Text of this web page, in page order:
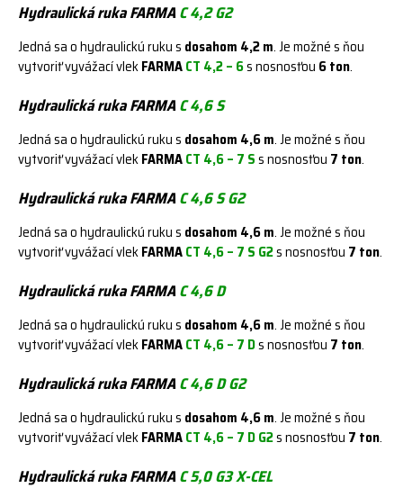
Hydraulická ruka FARMAC 4,2 G2
Jedná sa o hydraulickú ruku s dosahom 4,2 m. Je možné s ňou
vytvoriť vyvážací vlekFARMACT 4,2 – 6s nosnosťou 6 ton.
Hydraulická ruka FARMAC 4,6 S
Jedná sa o hydraulickú ruku s dosahom 4,6 m. Je možné s ňou
vytvoriť vyvážací vlekFARMACT 4,6 – 7 Ss nosnosťou 7 ton.
Hydraulická ruka FARMAC 4,6 S G2
Jedná sa o hydraulickú ruku s dosahom 4,6 m. Je možné s ňou
vytvoriť vyvážací vlekFARMACT 4,6 – 7 S G2s nosnosťou 7 ton.
Hydraulická ruka FARMAC 4,6 D
Jedná sa o hydraulickú ruku s dosahom 4,6 m. Je možné s ňou
vytvoriť vyvážací vlekFARMACT 4,6 – 7 Ds nosnosťou 7 ton.
Hydraulická ruka FARMAC 4,6 D G2
Jedná sa o hydraulickú ruku s dosahom 4,6 m. Je možné s ňou
vytvoriť vyvážací vlekFARMACT 4,6 – 7 D G2s nosnosťou 7 ton.
Hydraulická ruka FARMAC 5,0 G3 X-CEL